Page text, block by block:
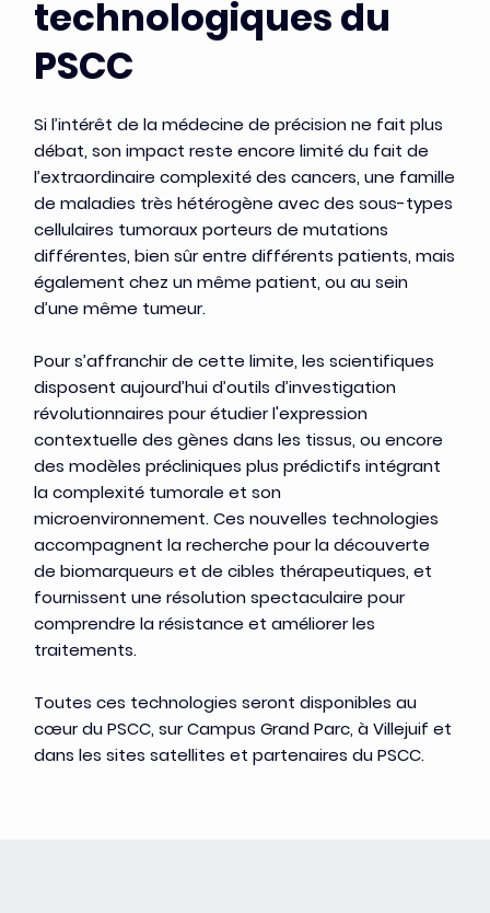
technologiques du
PSCC
Si l’intérêt de la médecine de précision ne fait plus
débat, son impact reste encore limité du fait de
l’extraordinaire complexité des cancers, une famille
de maladies très hétérogène avec des sous-types
cellulaires tumoraux porteurs de mutations
différentes, bien sûr entre différents patients, mais
également chez un même patient, ou au sein
d’une même tumeur.
Pour s’affranchir de cette limite, les scientifiques
disposent aujourd’hui d’outils d’investigation
révolutionnaires pour étudier l'expression
contextuelle des gènes dans les tissus, ou encore
des modèles précliniques plus prédictifs intégrant
la complexité tumorale et son
microenvironnement. Ces nouvelles technologies
accompagnent la recherche pour la découverte
de biomarqueurs et de cibles thérapeutiques, et
fournissent une résolution spectaculaire pour
comprendre la résistance et améliorer les
traitements.
Toutes ces technologies seront disponibles au
cœur du PSCC, sur Campus Grand Parc, à Villejuif et
dans les sites satellites et partenaires du PSCC.